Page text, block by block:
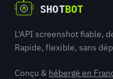
L'API screenshot fiable,
Rapide, flexible, sans
Conçu & hébergé en